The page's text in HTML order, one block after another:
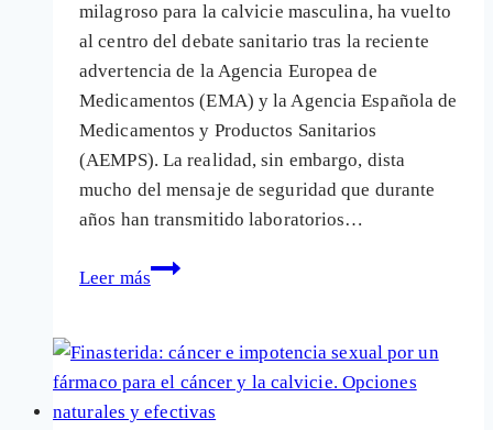
milagroso para la calvicie masculina, ha vuelto
al centro del debate sanitario tras la reciente
advertencia de la Agencia Europea de
Medicamentos (EMA) y la Agencia Española de
Medicamentos y Productos Sanitarios
(AEMPS). La realidad, sin embargo, dista
mucho del mensaje de seguridad que durante
años han transmitido laboratorios…
Leer más
Registrados
de
ideas
suicidas